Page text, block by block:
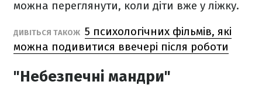
можна переглянути, коли діти вже у ліжку.
ДИВІТЬСЯ ТАКОЖ 5 психологічних фільмів, які
можна подивитися ввечері після роботи
"Небезпечні мандри"